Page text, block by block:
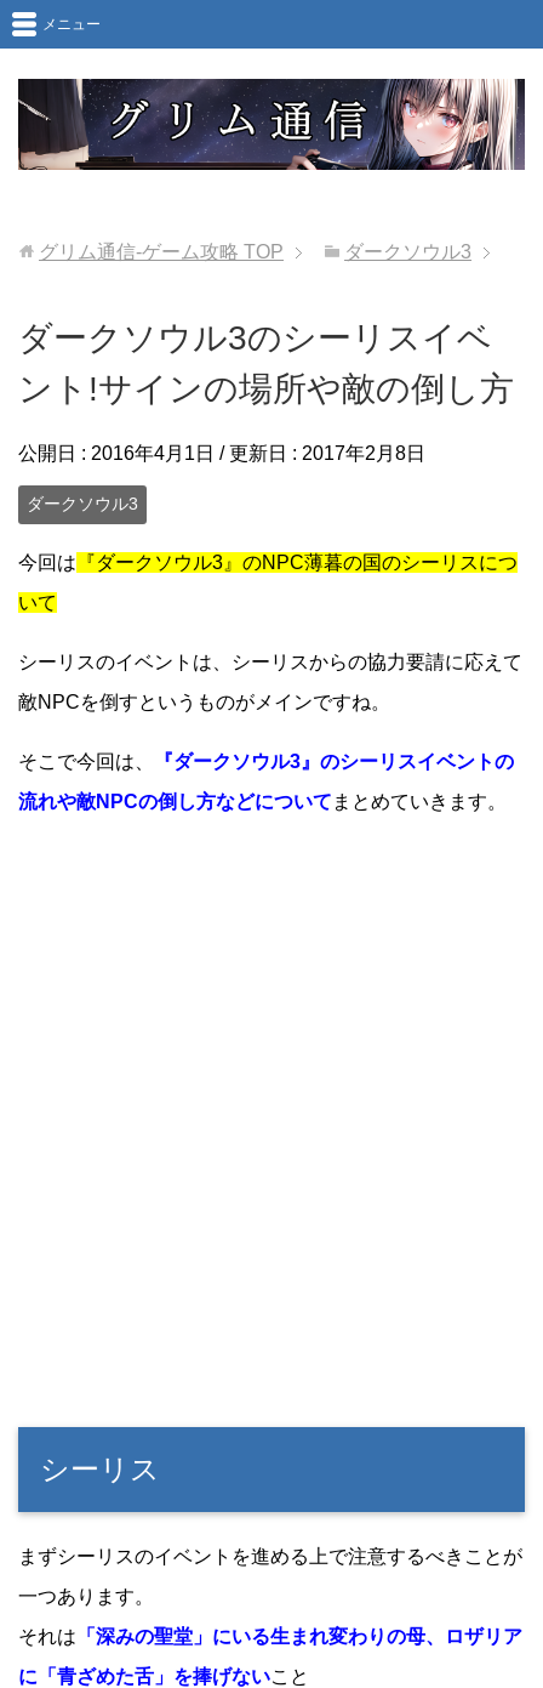
メニュー
グリム通信-ゲーム攻略 TOP ダークソウル3
ダークソウル3のシーリスイベ
ント!サインの場所や敵の倒し方
公開日 : 2016年4月1日 / 更新日 : 2017年2月8日
ダークソウル3
今回は 『ダークソウル3』のNPC薄暮の国のシーリスにつ
いて
シーリスのイベントは、シーリスからの協力要請に応えて
敵NPCを倒すというものがメインですね。
そこで今回は、
『ダークソウル3』のシーリスイベントの
流れや敵NPCの倒し方などについて まとめていきます。
シーリス
まずシーリスのイベントを進める上で注意するべきことが
一つあります。
それは 「深みの聖堂」にいる生まれ変わりの母、ロザリア
に「青ざめた舌」を捧げないこと